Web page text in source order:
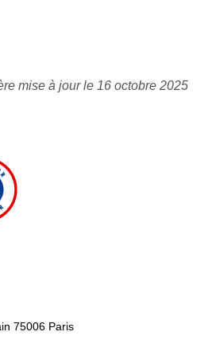
mise à jour le 16 octobre 2025
75006 Paris